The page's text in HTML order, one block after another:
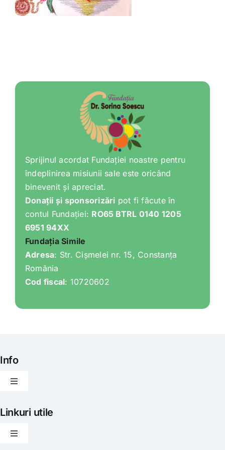
Shop
Sprijinul acordat Fundației noastre pentru
îndeplinirea misiunii sale este oricând
binevenit și apreciat.
Donații și sponsorizări pot fi făcute în
contul Fundației: RO65 BTRL 0140 1205
6951 94XX
Fundația Simile
Adresa: Str. Cișmelei nr. 15, Constanța
România
Cod fiscal: 10720602
Info
Toggle
Articole
Linkuri utile
Toggle